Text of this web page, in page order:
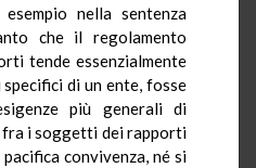
nella sentenza
che il regolamento
tende essenzialmente
di un ente, fosse
più generali di
i soggetti dei rapporti
convivenza, né si